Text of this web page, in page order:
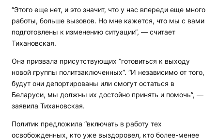
“Этого еще нет, и это значит, что у нас впереди еще много
работы, больше вызовов. Но мне кажется, что мы с вами
подготовлены к изменению ситуации“, — считает
Тихановская.
Она призвала присутствующих “готовиться к выходу
новой группы политзаключенных”. “И независимо от того,
будут они депортированы или смогут остаться в
Беларуси, мы должны их достойно принять и помочь”, —
заявила Тихановская.
Политик предложила “включать в работу тех
освобожденных, кто уже выздоровел, кто более-менее